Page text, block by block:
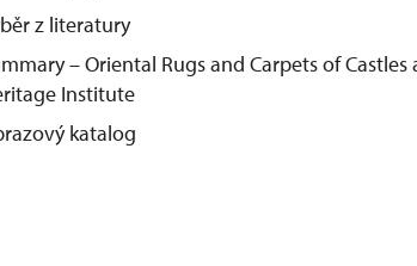
z literatury
– Oriental Rugs and Carpets of
Institute
katalog